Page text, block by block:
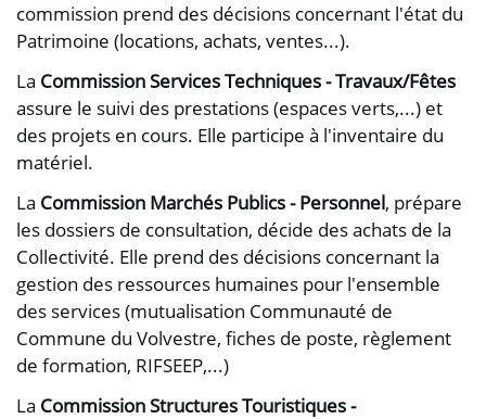
commission prend des décisions concernant l'état du
Patrimoine (locations, achats, ventes...).
La Commission Services Techniques - Travaux/Fêtes
assure le suivi des prestations (espaces verts,...) et
des projets en cours. Elle participe à l'inventaire du
matériel.
La Commission Marchés Publics - Personnel, prépare
les dossiers de consultation, décide des achats de la
Collectivité. Elle prend des décisions concernant la
gestion des ressources humaines pour l'ensemble
des services (mutualisation Communauté de
Commune du Volvestre, fiches de poste, règlement
de formation, RIFSEEP,...)
La Commission Structures Touristiques -